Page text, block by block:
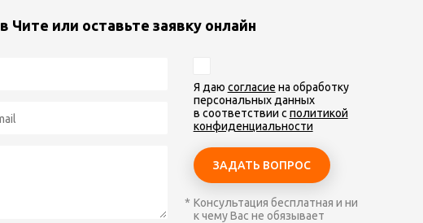
в Чите или оставьте заявку онлайн
Я даю согласие на обработку
персональных данных
в соответствии с политикой
конфиденциальности
Консультация бесплатная и ни
к чему Вас не обязывает